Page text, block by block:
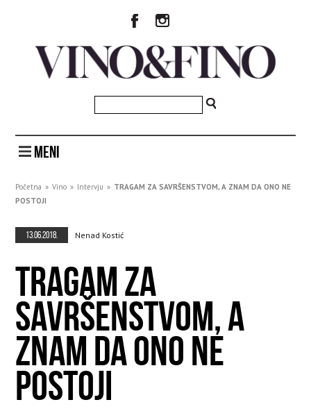
MENI
Početna » Vino » Intervju » TRAGAM ZA SAVRŠENSTVOM, A ZNAM DA ONO NE
POSTOJI
13.06.2018. Nenad Kostić
TRAGAM ZA
SAVRŠENSTVOM, A
ZNAM DA ONO NE
POSTOJI